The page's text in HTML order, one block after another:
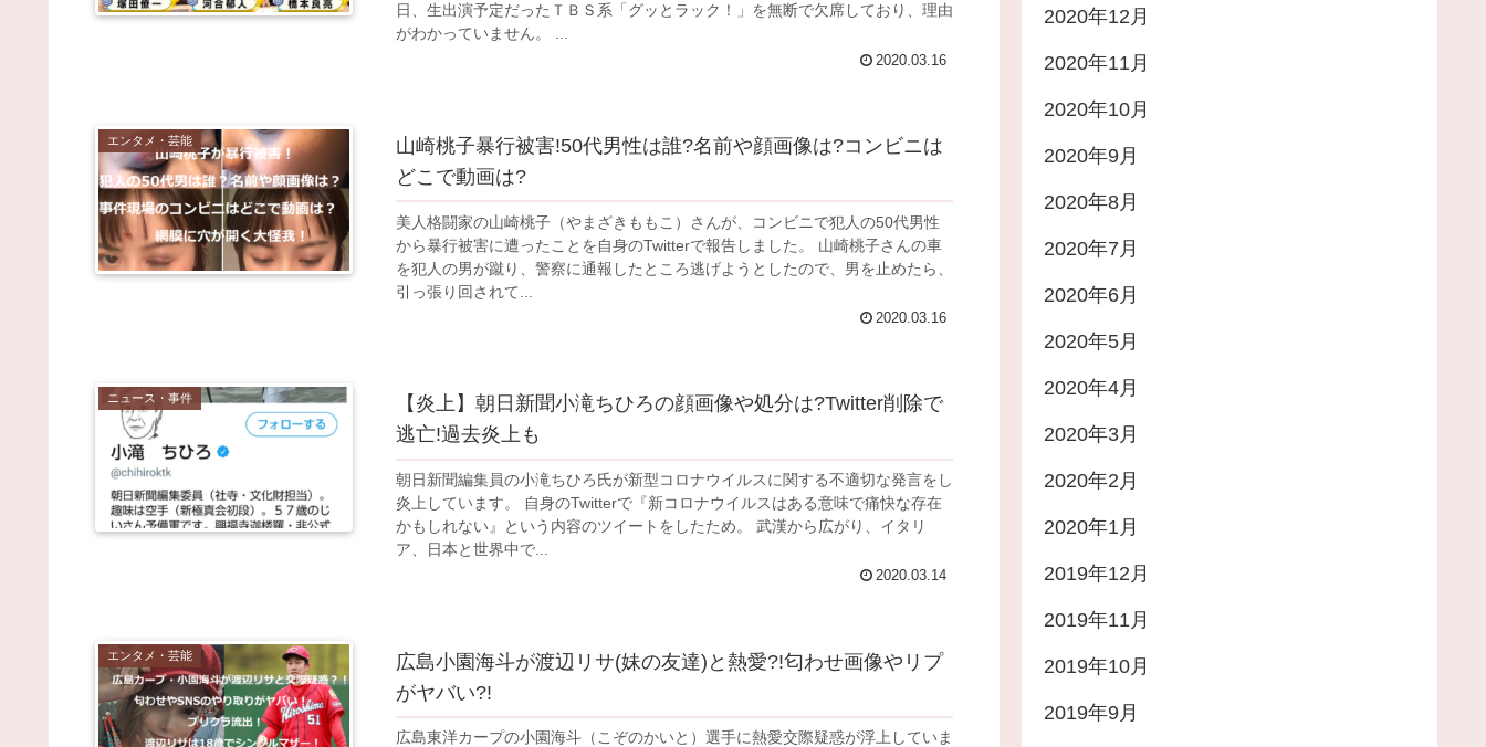
日、生出演予定だったＴＢＳ系「グッとラック！」を無断で欠席しており、理由
がわかっていません。 ...
2020.03.16
エンタメ・芸能
山崎桃子暴行被害!50代男性は誰?名前や顔画像は?コンビニは
どこで動画は?
美人格闘家の山崎桃子（やまざきももこ）さんが、コンビニで犯人の50代男性
から暴行被害に遭ったことを自身のTwitterで報告しました。 山崎桃子さんの車
を犯人の男が蹴り、警察に通報したところ逃げようとしたので、男を止めたら、
引っ張り回されて...
2020.03.16
ニュース・事件
【炎上】朝日新聞小滝ちひろの顔画像や処分は?Twitter削除で
逃亡!過去炎上も
朝日新聞編集員の小滝ちひろ氏が新型コロナウイルスに関する不適切な発言をし
炎上しています。 自身のTwitterで『新コロナウイルスはある意味で痛快な存在
かもしれない』という内容のツイートをしたため。 武漢から広がり、イタリ
ア、日本と世界中で...
2020.03.14
エンタメ・芸能
広島小園海斗が渡辺リサ(妹の友達)と熱愛?!匂わせ画像やリプ
がヤバい?!
広島東洋カープの小園海斗（こぞのかいと）選手に熱愛交際疑惑が浮上していま
2020年12月
2020年11月
2020年10月
2020年9月
2020年8月
2020年7月
2020年6月
2020年5月
2020年4月
2020年3月
2020年2月
2020年1月
2019年12月
2019年11月
2019年10月
2019年9月